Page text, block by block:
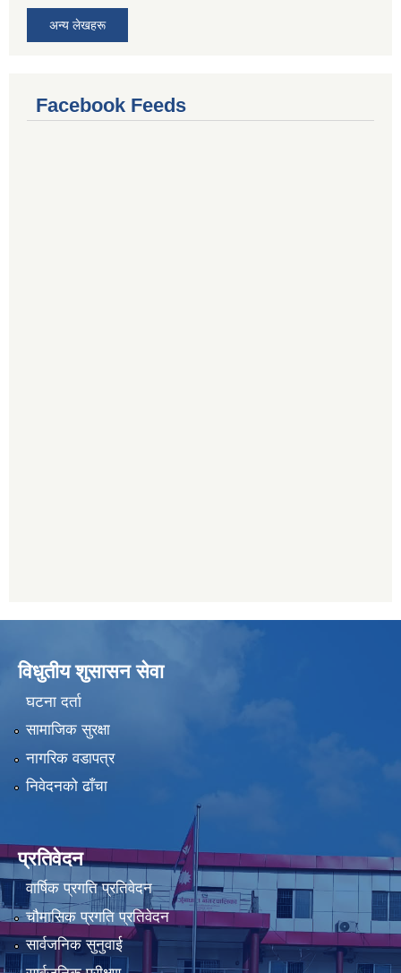
अन्य लेखहरू
Facebook Feeds
विधुतीय शुसासन सेवा
घटना दर्ता
सामाजिक सुरक्षा
नागरिक वडापत्र
निवेदनको ढाँचा
प्रतिवेदन
वार्षिक प्रगति प्रतिवेदन
चौमासिक प्रगति प्रतिवेदन
सार्वजनिक सुनुवाई